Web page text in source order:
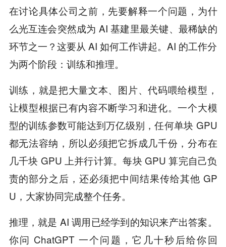
在讨论具体公司之前，先要解释一个问题，为什
么光互连会突然成为 AI 基建里最关键、最稀缺的
环节之一？这要从 AI 如何工作讲起。AI 的工作分
为两个阶段：训练和推理。
训练，就是把大量文本、图片、代码喂给模型，
让模型根据已有内容不断学习和进化。一个大模
型的训练参数可能达到万亿级别，任何单块 GPU
都无法容纳，所以必须把它拆成几千份，分布在
几千块 GPU 上并行计算。每块 GPU 算完自己负
责的部分之后，还必须把中间结果传给其他 GP
U，大家协同完成整个任务。
推理，就是 AI 调用已经学到的知识来产出答案。
你问 ChatGPT 一个问题，它几十秒后给你回